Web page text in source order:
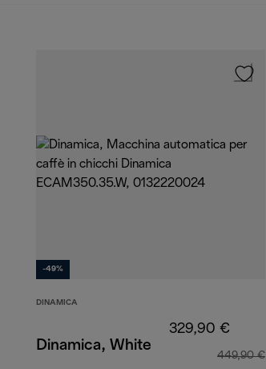
-49%
DINAMICA
Dinamica, White
329,90 €
449,90 €